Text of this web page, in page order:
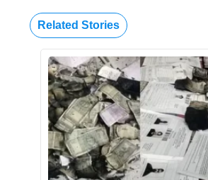
Related Stories